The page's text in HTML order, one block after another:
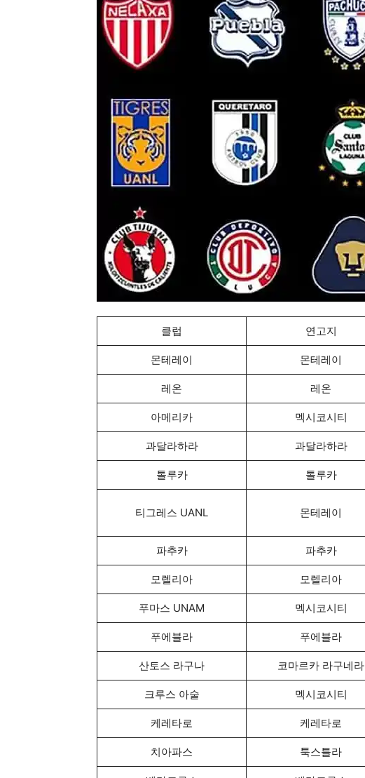
클럽 연고지
몬테레이 몬테레이
레온 레온
아메리카 멕시코시티
과달라하라 과달라하라
톨루카 톨루카
티그레스 UANL 몬테레이
파추카 파추카
모렐리아 모렐리아
푸마스 UNAM 멕시코시티
푸에블라 푸에블라
산토스 라구나 코마르카 라구네라
크루스 아술 멕시코시티
케레타로 케레타로
치아파스 툭스틀라